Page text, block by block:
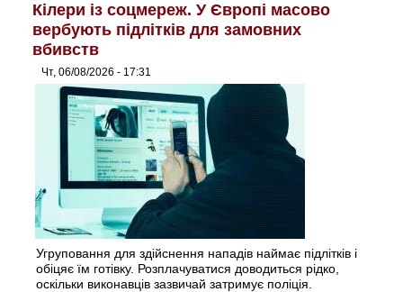
Кілери із соцмереж. У Європі масово
вербують підлітків для замовних
вбивств
Чт, 06/08/2026 - 17:31
Угруповання для здійснення нападів наймає підлітків і
обіцяє їм готівку. Розплачуватися доводиться рідко,
оскільки виконавців зазвичай затримує поліція.